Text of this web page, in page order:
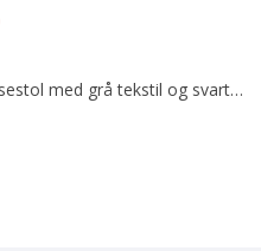
Lugano konferansestol med grå tekstil og svart bøyleunderstell